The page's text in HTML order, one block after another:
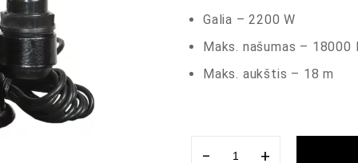
Galia – 2200 W
Maks. našumas – 18000
Maks. aukštis – 18 m
− +